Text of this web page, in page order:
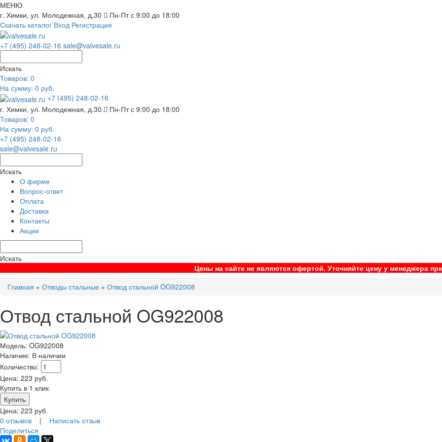
МЕНЮ
г. Химки, ул. Молодежная, д.30
Пн-Пт с 9:00 до 18:00
Скачать каталог Вход Регистрация
+7 (495) 248-02-16 sale@valvesale.ru
Искать
Товаров: 0
На сумму: 0 руб.
+7 (495) 248-02-16
г. Химки, ул. Молодежная, д.30
Пн-Пт с 9:00 до 18:00
Товаров: 0
На сумму: 0 руб.
+7 (495) 248-02-16
sale@valvesale.ru
Искать
О фирме
Вопрос-ответ
Оплата
Доставка
Контакты
Акции
Искать
Цены на сайте не являются офертой. Уточняйте цену у менеджера
Главная » Отводы стальные » Отвод стальной OG922008
Отвод стальной OG922008
Модель: OG922008
Наличие: В наличии
Количество:
Цена: 223 руб.
Купить в 1 клик
Цена: 223 руб.
0 отзывов | Написать отзыв
Поделиться